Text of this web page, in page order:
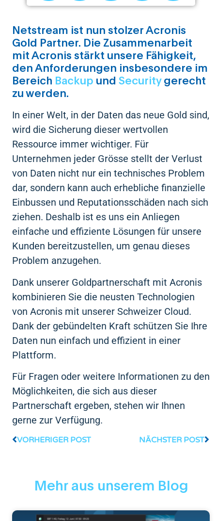
Netstream ist nun stolzer Acronis
Gold Partner. Die Zusammenarbeit
mit Acronis stärkt unsere Fähigkeit,
den Anforderungen insbesondere im
Bereich Backup und Securitygerecht
zu werden.
In einer Welt, in der Daten das neue Gold sind,
wird die Sicherung dieser wertvollen
Ressource immer wichtiger. Für
Unternehmen jeder Grösse stellt der Verlust
von Daten nicht nur ein technisches Problem
dar, sondern kann auch erhebliche finanzielle
Einbussen und Reputationsschäden nach sich
ziehen. Deshalb ist es uns ein Anliegen
einfache und effiziente Lösungen für unsere
Kunden bereitzustellen, um genau dieses
Problem anzugehen.
Dank unserer Goldpartnerschaft mit Acronis
kombinieren Sie die neusten Technologien
von Acronis mit unserer Schweizer Cloud.
Dank der gebündelten Kraft schützen Sie Ihre
Daten nun einfach und effizient in einer
Plattform.
Für Fragen oder weitere Informationen zu den
Möglichkeiten, die sich aus dieser
Partnerschaft ergeben, stehen wir Ihnen
gerne zur Verfügung.
VORHERIGER POST NÄCHSTER POST
Mehr aus unserem Blog